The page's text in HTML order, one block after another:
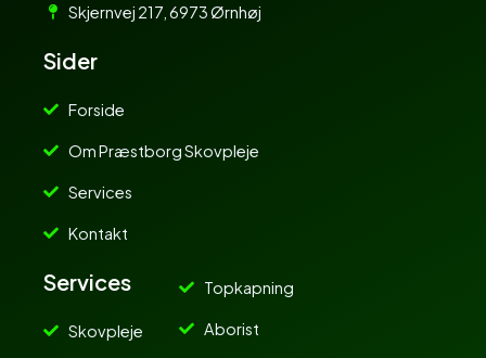
Skjernvej 217, 6973 Ørnhøj
Sider
Forside
Om Præstborg Skovpleje
Services
Kontakt
Services
Skovpleje
Topkapning
Aborist